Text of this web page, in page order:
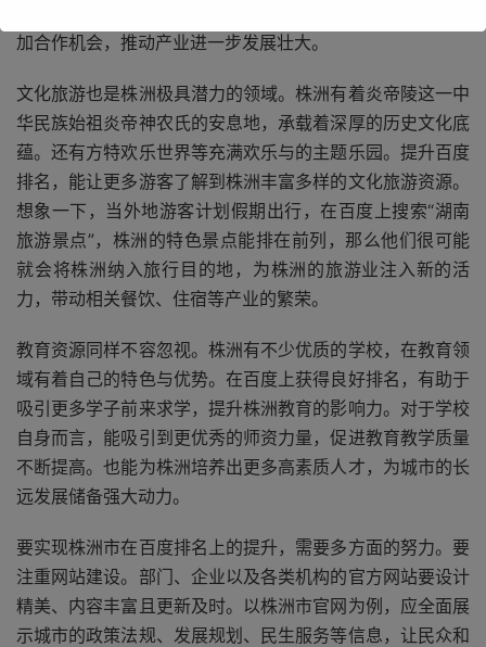
加合作机会，推动产业进一步发展壮大。
文化旅游也是株洲极具潜力的领域。株洲有着炎帝陵这一中
华民族始祖炎帝神农氏的安息地，承载着深厚的历史文化底
蕴。还有方特欢乐世界等充满欢乐与的主题乐园。提升百度
排名，能让更多游客了解到株洲丰富多样的文化旅游资源。
想象一下，当外地游客计划假期出行，在百度上搜索“湖南
旅游景点”，株洲的特色景点能排在前列，那么他们很可能
就会将株洲纳入旅行目的地，为株洲的旅游业注入新的活
力，带动相关餐饮、住宿等产业的繁荣。
教育资源同样不容忽视。株洲有不少优质的学校，在教育领
域有着自己的特色与优势。在百度上获得良好排名，有助于
吸引更多学子前来求学，提升株洲教育的影响力。对于学校
自身而言，能吸引到更优秀的师资力量，促进教育教学质量
不断提高。也能为株洲培养出更多高素质人才，为城市的长
远发展储备强大动力。
要实现株洲市在百度排名上的提升，需要多方面的努力。要
注重网站建设。部门、企业以及各类机构的官方网站要设计
精美、内容丰富且更新及时。以株洲市官网为例，应全面展
示城市的政策法规、发展规划、民生服务等信息，让民众和